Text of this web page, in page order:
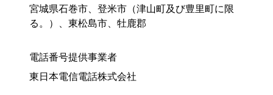
宮城県石巻市、登米市（津山町及び豊里町に限
る。）、東松島市、牡鹿郡
電話番号提供事業者
東日本電信電話株式会社